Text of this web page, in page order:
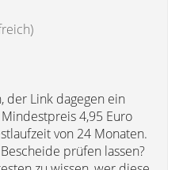
der Link dagegen ein
4,95 Euro
von 24 Monaten.
prüfen lassen?